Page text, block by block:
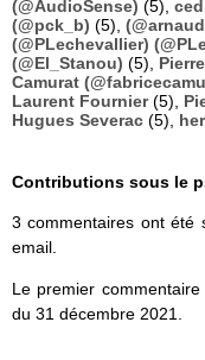
(@AudioSense) (5),
(@pck_b) (5),
(@PLechevallier)
(@El_Stanou) (5),
Camurat
Laurent Fournier(5),
Hugues Severac (5),
Contributions sous le
3 commentaires ont été
email.
Le premier
du 31 décembre 2021.